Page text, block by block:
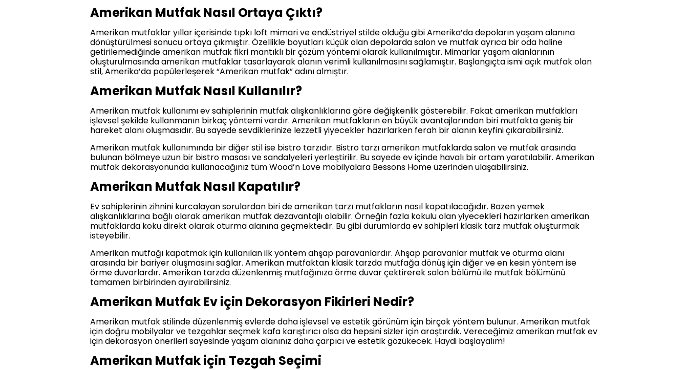
Amerikan Mutfak Nasıl Ortaya Çıktı?
Amerikan mutfaklar yıllar içerisinde tıpkı loft mimari ve endüstriyel stilde olduğu gibi Amerika’da depoların yaşam alanına
dönüştürülmesi sonucu ortaya çıkmıştır. Özellikle boyutları küçük olan depolarda salon ve mutfak ayrıca bir oda haline
getirilemediğinde amerikan mutfak fikri mantıklı bir çözüm yöntemi olarak kullanılmıştır. Mimarlar yaşam alanlarının
oluşturulmasında amerikan mutfaklar tasarlayarak alanın verimli kullanılmasını sağlamıştır. Başlangıçta ismi açık mutfak olan
stil, Amerika’da popülerleşerek “Amerikan mutfak” adını almıştır.
Amerikan Mutfak Nasıl Kullanılır?
Amerikan mutfak kullanımı ev sahiplerinin mutfak alışkanlıklarına göre değişkenlik gösterebilir. Fakat amerikan mutfakları
işlevsel şekilde kullanmanın birkaç yöntemi vardır. Amerikan mutfakların en büyük avantajlarından biri mutfakta geniş bir
hareket alanı oluşmasıdır. Bu sayede sevdiklerinize lezzetli yiyecekler hazırlarken ferah bir alanın keyfini çıkarabilirsiniz.
Amerikan mutfak kullanımında bir diğer stil ise bistro tarzıdır. Bistro tarzı amerikan mutfaklarda salon ve mutfak arasında
bulunan bölmeye uzun bir bistro masası ve sandalyeleri yerleştirilir. Bu sayede ev içinde havalı bir ortam yaratılabilir. Amerikan
mutfak dekorasyonunda kullanacağınız tüm Wood’n Love mobilyalara Bessons Home üzerinden ulaşabilirsiniz.
Amerikan Mutfak Nasıl Kapatılır?
Ev sahiplerinin zihnini kurcalayan sorulardan biri de amerikan tarzı mutfakların nasıl kapatılacağıdır. Bazen yemek
alışkanlıklarına bağlı olarak amerikan mutfak dezavantajlı olabilir. Örneğin fazla kokulu olan yiyecekleri hazırlarken amerikan
mutfaklarda koku direkt olarak oturma alanına geçmektedir. Bu gibi durumlarda ev sahipleri klasik tarz mutfak oluşturmak
isteyebilir.
Amerikan mutfağı kapatmak için kullanılan ilk yöntem ahşap paravanlardır. Ahşap paravanlar mutfak ve oturma alanı
arasında bir bariyer oluşmasını sağlar. Amerikan mutfaktan klasik tarzda mutfağa dönüş için diğer ve en kesin yöntem ise
örme duvarlardır. Amerikan tarzda düzenlenmiş mutfağınıza örme duvar çektirerek salon bölümü ile mutfak bölümünü
tamamen birbirinden ayırabilirsiniz.
Amerikan Mutfak Ev için Dekorasyon Fikirleri Nedir?
Amerikan mutfak stilinde düzenlenmiş evlerde daha işlevsel ve estetik görünüm için birçok yöntem bulunur. Amerikan mutfak
için doğru mobilyalar ve tezgahlar seçmek kafa karıştırıcı olsa da hepsini sizler için araştırdık. Vereceğimiz amerikan mutfak ev
için dekorasyon önerileri sayesinde yaşam alanınız daha çarpıcı ve estetik gözükecek. Haydi başlayalım!
Amerikan Mutfak için Tezgah Seçimi